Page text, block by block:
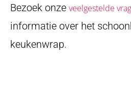
Bezoek onze veelgestelde
informatie over het
keukenwrap.